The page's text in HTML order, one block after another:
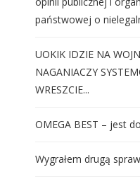
państwowej o
UOKIK IDZIE NA
NAGANIACZY
WRESZCIE...
OMEGA BEST – jest
Wygrałem drugą